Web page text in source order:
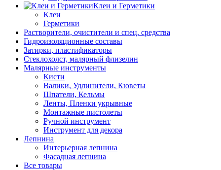
Клеи и Герметики
Клеи
Герметики
Растворители, очистители и спец. средства
Гидроизоляционные составы
Затирки, пластификаторы
Стеклохолст, малярный флизелин
Малярные инструменты
Кисти
Валики, Удлинители, Кюветы
Шпатели, Кельмы
Ленты, Пленки укрывные
Монтажные пистолеты
Ручной инструмент
Инструмент для декора
Лепнина
Интерьерная лепнина
Фасадная лепнина
Все товары